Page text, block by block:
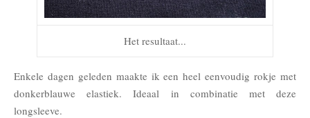
Het resultaat...
Enkele dagen geleden maakte ik een heel eenvoudig rokje met
donkerblauwe elastiek. Ideaal in combinatie met deze
longsleeve.